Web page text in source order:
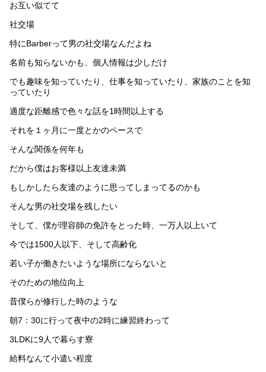
お互い似てて
社交場
特にBarberって男の社交場なんだよね
名前も知らないかも、個人情報は少しだけ
でも趣味を知っていたり、仕事を知っていたり、家族のことを知
っていたり
適度な距離感で色々な話を1時間以上する
それを１ヶ月に一度とかのペースで
そんな関係を何年も
だから僕はお客様以上友達未満
もしかしたら友達のように思ってしまってるのかも
そんな男の社交場を残したい
そして、僕が理容師の免許をとった時、一万人以上いて
今では1500人以下、そして高齢化
若い子が働きたいような場所にならないと
そのための地位向上
昔僕らが修行した時のような
朝7：30に行って夜中の2時に練習終わって
3LDKに9人で暮らす寮
給料なんて小遣い程度